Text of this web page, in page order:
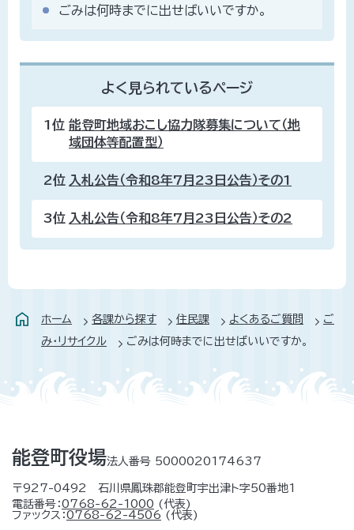
ごみは何時までに出せばいいですか。
よく見られているページ
1位 能登町地域おこし協力隊募集について（地
域団体等配置型）
2位 入札公告（令和8年7月23日公告）その1
3位 入札公告（令和8年7月23日公告）その2
ホーム 各課から探す 住民課 よくあるご質問
ご
み・リサイクル
ごみは何時までに出せばいいですか。
能登町役場法人番号 5000020174637
〒927-0492 石川県鳳珠郡能登町宇出津ト字50番地1
電話番号：0768-62-1000 (代表)
ファックス：0768-62-4506 (代表)